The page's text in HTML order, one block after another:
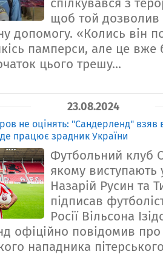
спілкувався з
щоб той дозволив
допомогу. «Колись він
памперси, але це вже
цього трешу...
23.08.2024
не оцінять: "Сандерленд" взяв
працює зрадник України
Футбольний клуб
якому виступають
Назарій Русин та
підписав
Росії Вільсона
офіційно повідомив про
нападника